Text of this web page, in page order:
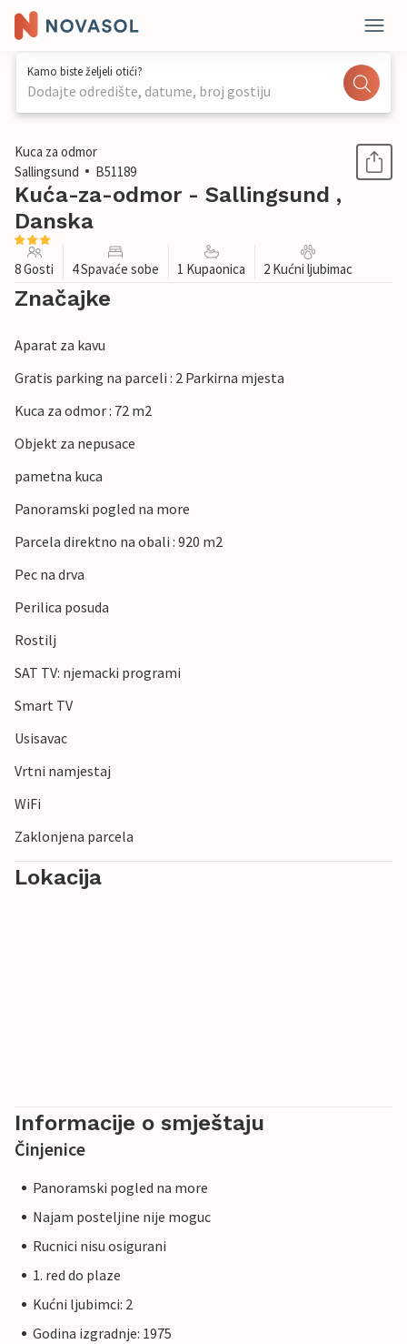
Kamo biste željeli otići?
Dodajte odredište, datume, broj gostiju
1 / 29
Kuca za odmor
Sallingsund
B51189
Kuća-za-odmor - Sallingsund ,
Danska
8 Gosti 4 Spavaće sobe 1 Kupaonica 2 Kućni ljubimac
Značajke
Aparat za kavu
Gratis parking na parceli : 2 Parkirna mjesta
Kuca za odmor : 72 m2
Objekt za nepusace
pametna kuca
Panoramski pogled na more
Parcela direktno na obali : 920 m2
Pec na drva
Perilica posuda
Rostilj
SAT TV: njemacki programi
Smart TV
Usisavac
Vrtni namjestaj
WiFi
Zaklonjena parcela
Lokacija
Informacije o smještaju
Činjenice
Panoramski pogled na more
Najam posteljine nije moguc
Rucnici nisu osigurani
1. red do plaze
Kućni ljubimci: 2
Godina izgradnje: 1975